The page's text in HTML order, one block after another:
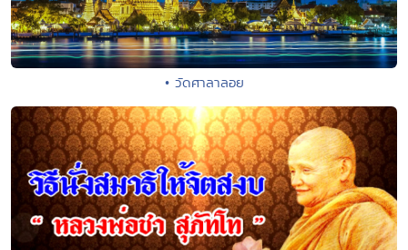
• วัดศาลาลอย